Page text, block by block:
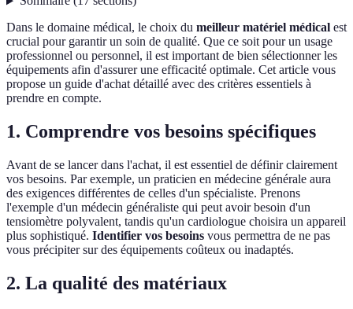
Dans le domaine médical, le choix du meilleur matériel médical est
crucial pour garantir un soin de qualité. Que ce soit pour un usage
professionnel ou personnel, il est important de bien sélectionner les
équipements afin d'assurer une efficacité optimale. Cet article vous
propose un guide d'achat détaillé avec des critères essentiels à
prendre en compte.
1. Comprendre vos besoins spécifiques
Avant de se lancer dans l'achat, il est essentiel de définir clairement
vos besoins. Par exemple, un praticien en médecine générale aura
des exigences différentes de celles d'un spécialiste. Prenons
l'exemple d'un médecin généraliste qui peut avoir besoin d'un
tensiomètre polyvalent, tandis qu'un cardiologue choisira un appareil
plus sophistiqué. Identifier vos besoins vous permettra de ne pas
vous précipiter sur des équipements coûteux ou inadaptés.
2. La qualité des matériaux